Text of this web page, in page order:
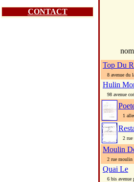
CONTACT
nom
Top Du
8 avenue du
Hulin
98 avenue
1
2 rue
Moulin
2 rue moulin
Quai Le
6 bis avenue